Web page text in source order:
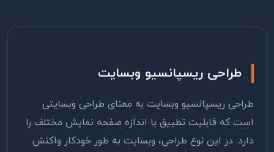
طراحی ریسپانسیو وبسایت
طراحی ریسپانسیو وبسایت به معنای طراحی وبسایتی
است که قابلیت تطبیق با اندازه صفحه نمایش مختلف را
دارد. در این نوع طراحی، وبسایت به طور خودکار واکنش